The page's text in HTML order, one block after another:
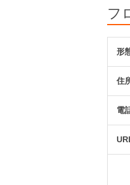
フ
形
住
電